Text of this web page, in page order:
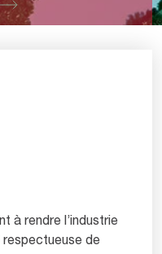
à rendre l’industrie
de